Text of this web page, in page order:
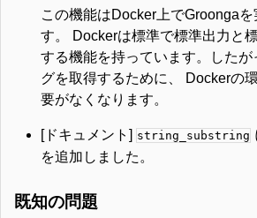
この機能はDocker上でGroonga
す。 Dockerは標準で標準出力と
する機能を持っています。したが
グを取得するために、 Dockerの
要がなくなります。
[ドキュメント] string_substring
を追加しました。
既知の問題